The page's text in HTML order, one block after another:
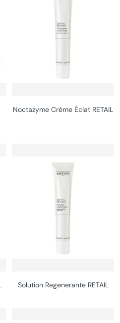
Noctazyme Crème Éclat RETAIL
Solution Regenerante RETAIL